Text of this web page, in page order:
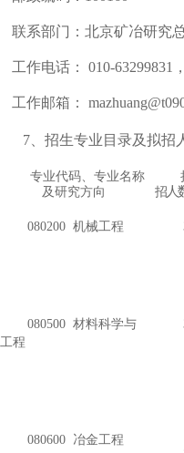
联系部门：北京矿冶研究
工作电话： 010-63299831
工作邮箱：
7、招生专业目录及拟招
专业代码
专业名称
及研究方向
招人
080200 机械工程
080500 材料科学与
工程
080600 冶金工程